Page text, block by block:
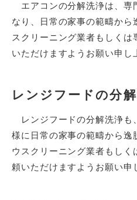
エアコンの分解洗浄は、専
なり、日常の家事の範疇から
スクリーニング業者もしく
いただけますようお願い申し
レンジフードの分
レンジフードの分解洗浄
様に日常の家事の範疇から逸
ウスクリーニング業者もしく
頼いただけますようお願い申